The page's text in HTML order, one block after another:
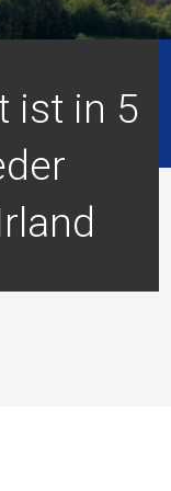
ist in 5